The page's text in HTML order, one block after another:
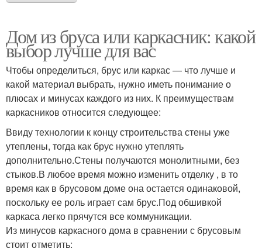
Дом из бруса или каркасник: какой
выбор лучше для вас
Чтобы определиться, брус или каркас — что лучше и
какой материал выбрать, нужно иметь понимание о
плюсах и минусах каждого из них. К преимуществам
каркасников относится следующее:
Ввиду технологии к концу строительства стены уже
утеплены, тогда как брус нужно утеплять
дополнительно.Стены получаются монолитными, без
стыков.В любое время можно изменить отделку , в то
время как в брусовом доме она остается одинаковой,
поскольку ее роль играет сам брус.Под обшивкой
каркаса легко прячутся все коммуникации.
Из минусов каркасного дома в сравнении с брусовым
стоит отметить: